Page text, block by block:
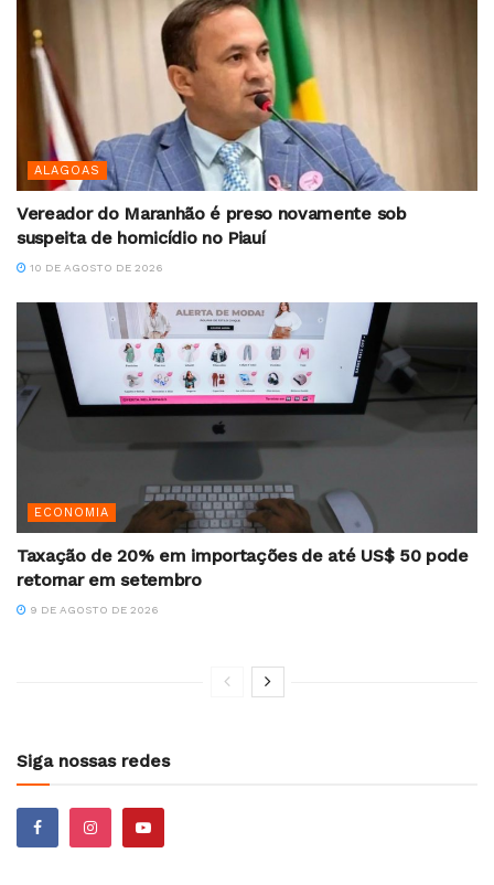
ALAGOAS
Vereador do Maranhão é preso novamente sob
suspeita de homicídio no Piauí
10 DE AGOSTO DE 2026
ECONOMIA
Taxação de 20% em importações de até US$ 50 pode
retornar em setembro
9 DE AGOSTO DE 2026
Siga nossas redes